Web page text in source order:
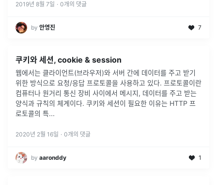
2019년 8월 7일 · 0개의 댓글
by 안영진 7
쿠키와 세션, cookie & session
웹에서는 클라이언트(브라우저)와 서버 간에 데이터를 주고 받기
위한 방식으로 요청/응답 프로토콜을 사용하고 있다. 프로토콜이란
컴퓨터나 원거리 통신 장비 사이에서 메시지, 데이터를 주고 받는
양식과 규칙의 체계이다. 쿠키와 세션이 필요한 이유는 HTTP 프
로토콜의 특...
2020년 2월 16일 · 0개의 댓글
by aaronddy 1